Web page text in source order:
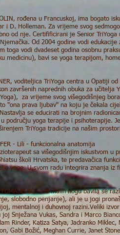
rođena u Francuskoj, ima bogato
i D. Holleman. Za vrijeme svog
od nje. Certifificirani je Senior
Od 2004 godine vodi
toga vodi dvadeset godina osobnu
medicinu), bavi se yoga terapijom,
voditeljica TriYoga centra u Opatiji
završenih naprednih obuka za učitelja
za vrijeme svog višegodišnjeg
"ona prava ljubav" na koju je čekala
se educirati na brojnim
području yoga terapije i psihoterapije.
TriYoga tradicije na našim
- Lili - funkcionalna anatomija
sa višegodišnjim iskustvom u
školi Hrvatska, te predavačica
yoge. U svom radu integrira znanja iz
- Od malih nogu bavila se
slobodno penjanje), ali je u jogi
mentalnoj i duhovnoj razini.Veliki
joj Snježana Vukas, Sandra i Marco
Rinder, Katiza Satya, Jadranko
Gabi Božić, Meghan Currie, Janet